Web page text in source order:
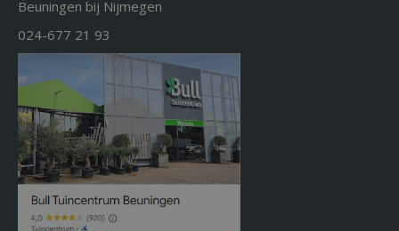
Beuningen bij Nijmegen
024-677 21 93